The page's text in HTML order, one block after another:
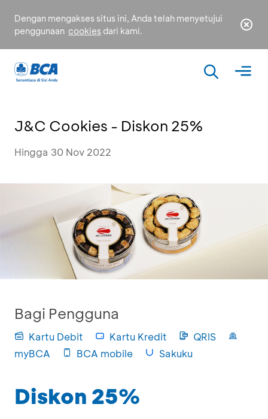
Dengan mengakses situs ini, Anda telah menyetujui
penggunaan cookies dari kami.
J&C Cookies - Diskon 25%
Hingga 30 Nov 2022
Bagi Pengguna
Kartu Debit Kartu Kredit
QRIS
myBCA
BCA mobile Sakuku
Diskon 25%